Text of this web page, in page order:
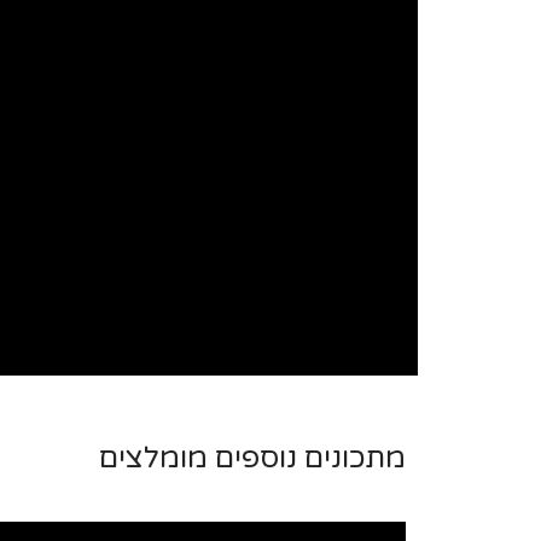
מתכונים נוספים מומלצים